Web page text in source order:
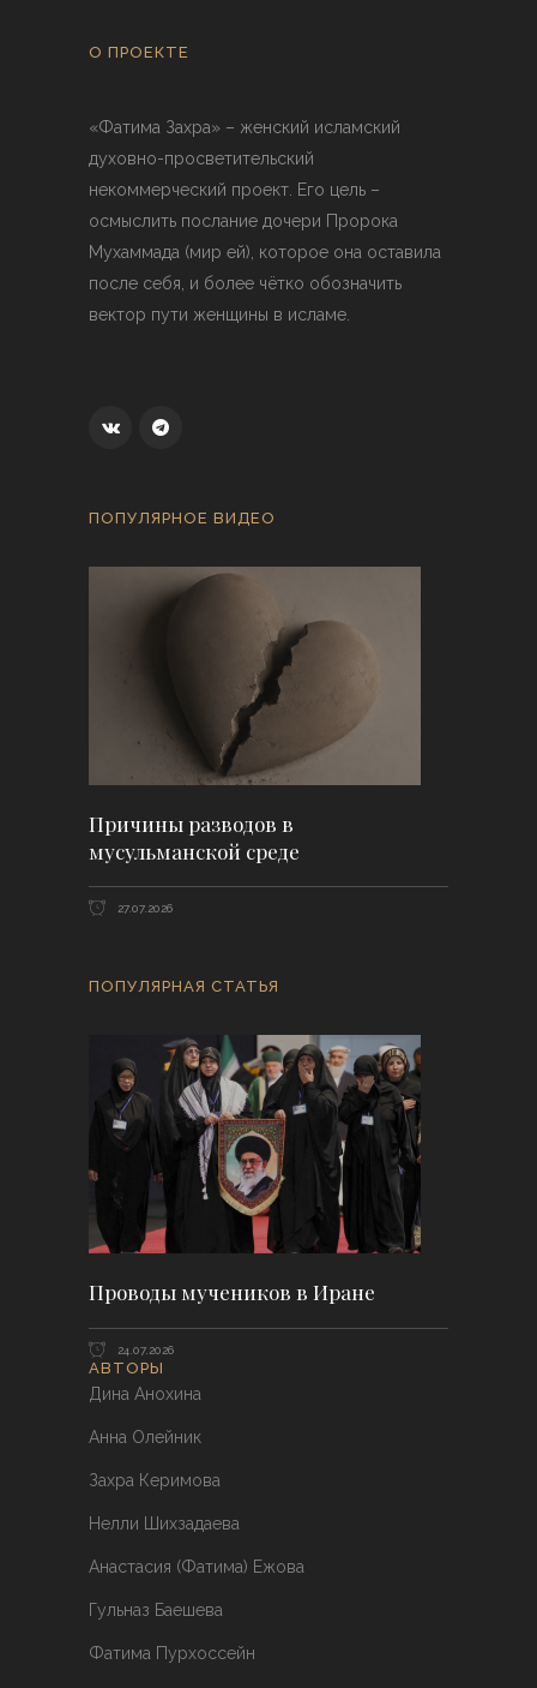
О ПРОЕКТЕ
«Фатима Захра» – женский исламский
духовно-просветительский
некоммерческий проект. Его цель –
осмыслить послание дочери Пророка
Мухаммада (мир ей), которое она оставила
после себя, и более чётко обозначить
вектор пути женщины в исламе.
ПОПУЛЯРНОЕ ВИДЕО
Причины разводов в
мусульманской среде
27.07.2026
ПОПУЛЯРНАЯ СТАТЬЯ
Проводы мучеников в Иране
24.07.2026
АВТОРЫ
Дина Анохина
Анна Олейник
Захра Керимова
Нелли Шихзадаева
Анастасия (Фатима) Ежова
Гульназ Баешева
Фатима Пурхоссейн